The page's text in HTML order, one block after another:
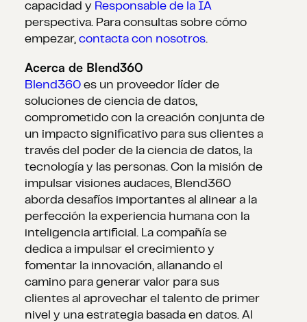
capacidad y Responsable de la IA
perspectiva. Para consultas sobre cómo
empezar, contacta con nosotros.
Acerca de Blend360
Blend360 es un proveedor líder de
soluciones de ciencia de datos,
comprometido con la creación conjunta de
un impacto significativo para sus clientes a
través del poder de la ciencia de datos, la
tecnología y las personas. Con la misión de
impulsar visiones audaces, Blend360
aborda desafíos importantes al alinear a la
perfección la experiencia humana con la
inteligencia artificial. La compañía se
dedica a impulsar el crecimiento y
fomentar la innovación, allanando el
camino para generar valor para sus
clientes al aprovechar el talento de primer
nivel y una estrategia basada en datos. Al